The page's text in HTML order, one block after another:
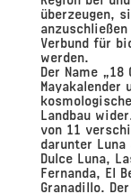
überzeugen,
Verbund für
werden.
Der Name
Landbau
von 11
darunter Luna
Dulce Luna,
Fernanda, El
Granadillo.